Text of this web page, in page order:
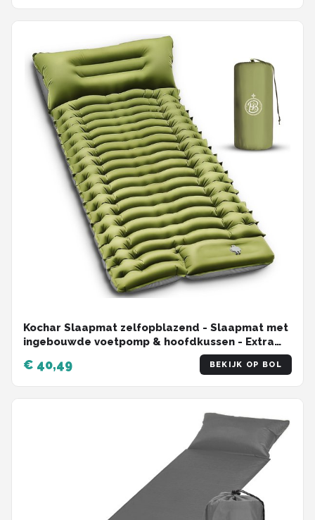
Kochar Slaapmat zelfopblazend - Slaapmat met
ingebouwde voetpomp & hoofdkussen - Extra
groot formaat - Camping matras - Slaapmatje -
Groen
€ 40,49 BEKIJK OP BOL